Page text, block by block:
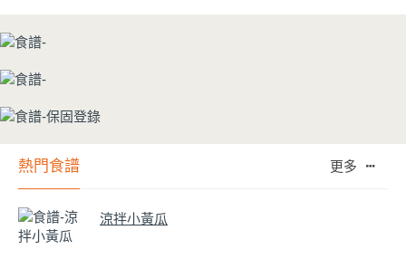
熱門食譜 更多
涼拌小黃瓜